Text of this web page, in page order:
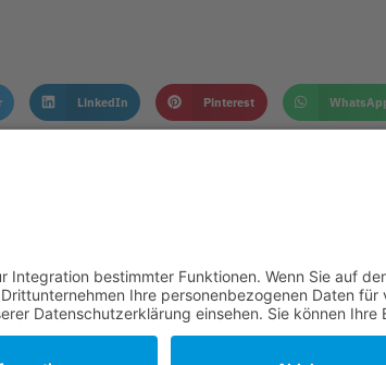
LinkedIn Pinterest